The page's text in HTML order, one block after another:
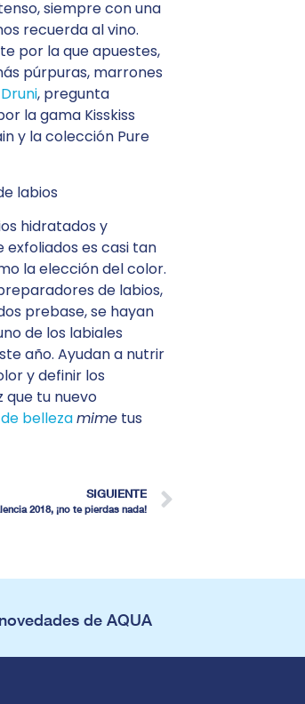
siempre con una
recuerda al vino.
por la que apuestes,
púrpuras, marrones
Druni, pregunta
la gama Kisskiss
y la colección Pure
labios
hidratados y
es casi tan
la elección del color.
de labios,
prebase, se hayan
de los labiales
año. Ayudan a nutrir
y definir los
que tu nuevo
bellezamime tus
SIGUIENTE
2018, ¡no te pierdas nada!
de AQUA